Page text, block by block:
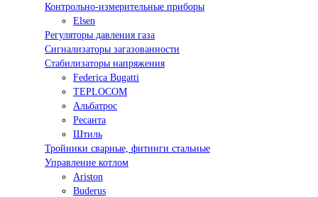
Контрольно-измерительные приборы
Elsen
Регуляторы давления газа
Сигнализаторы загазованности
Стабилизаторы напряжения
Federica Bugatti
TEPLOCOM
Альбатрос
Ресанта
Штиль
Тройники сварные, фитинги стальные
Управление котлом
Ariston
Buderus